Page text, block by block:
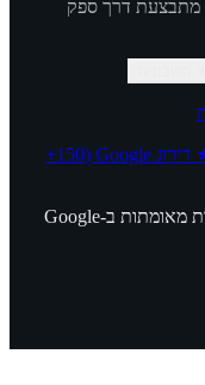
מתבצעת דרך ספק
דירוג Google
(150+